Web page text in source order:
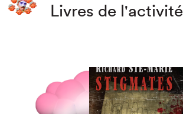
Livres de l'activité